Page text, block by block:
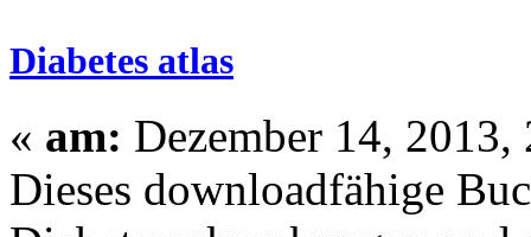
Diabetes atlas
« am: Dezember 14, 2013,
Dieses downloadfähige